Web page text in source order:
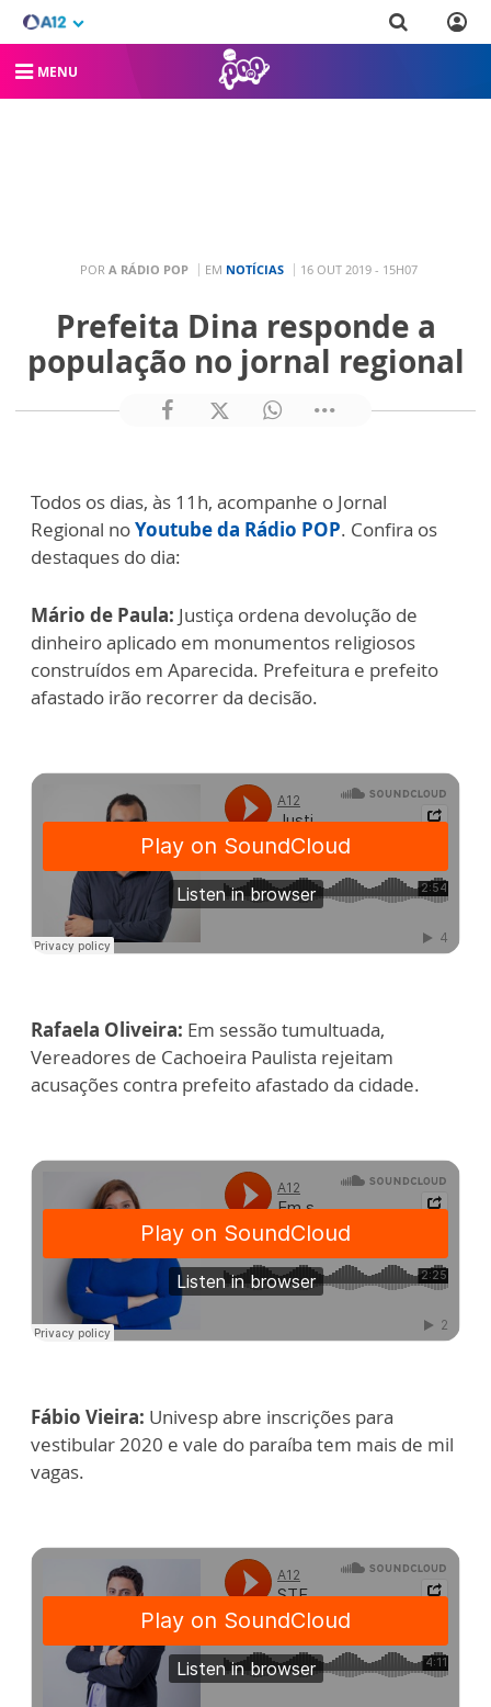
MENU
POR A RÁDIO POP EM NOTÍCIAS 16 OUT 2019 - 15H07
Prefeita Dina responde a
população no jornal regional
Todos os dias, às 11h, acompanhe o Jornal
Regional noYoutube da Rádio POP. Confira os
destaques do dia:
Mário de Paula: Justiça ordena devolução de
dinheiro aplicado em monumentos religiosos
construídos em Aparecida. Prefeitura e prefeito
afastado irão recorrer da decisão.
Rafaela Oliveira: Em sessão tumultuada,
Vereadores de Cachoeira Paulista rejeitam
acusações contra prefeito afastado da cidade.
Fábio Vieira: Univesp abre inscrições para
vestibular 2020 e vale do paraíba tem mais de mil
vagas.